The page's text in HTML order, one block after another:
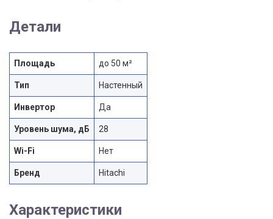
Детали
Площадь до 50 м²
Тип Настенный
Инвертор Да
Уровень шума, дБ 28
Wi-Fi Нет
Бренд Hitachi
Характеристики